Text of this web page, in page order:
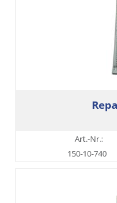
Art.-Nr.:
150-10-740